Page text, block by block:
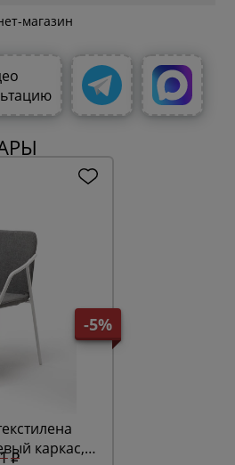
магазин
-5%
каркас,